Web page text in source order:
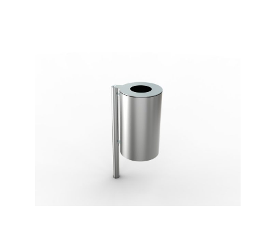
Siehe mehr